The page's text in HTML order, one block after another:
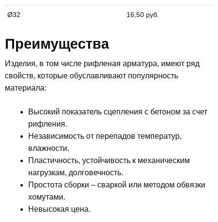
Ø32 16,50 руб.
Преимущества
Изделия, в том числе рифленая арматура, имеют ряд
свойств, которые обуславливают популярность
материала:
Высокий показатель сцепления с бетоном за счет
рифления.
Независимость от перепадов температур,
влажности.
Пластичность, устойчивость к механическим
нагрузкам, долговечность.
Простота сборки – сваркой или методом обвязки
хомутами.
Невысокая цена.